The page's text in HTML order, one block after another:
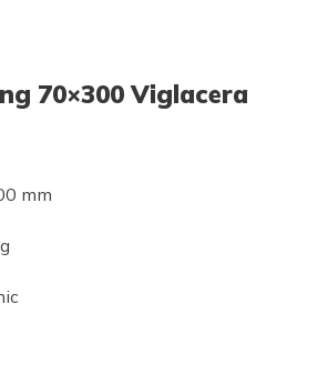
70×300 Viglacera
mm